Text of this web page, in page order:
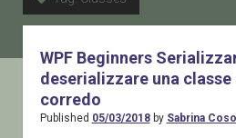
Chi sono
WPF Beginners
deserializzare una classe
corredo
Published 05/03/2018by Sabrina